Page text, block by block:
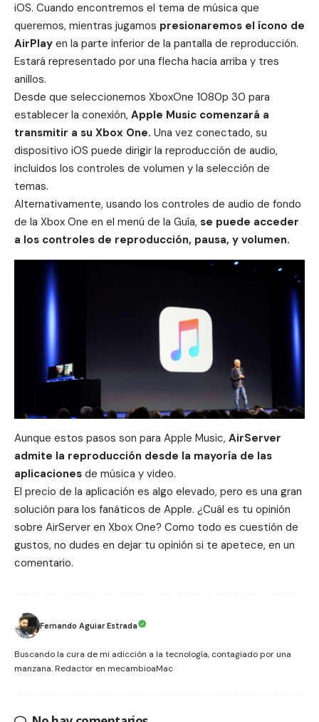
iOS. Cuando encontremos el tema de música que
queremos, mientras jugamos presionaremos el ícono de
AirPlay en la parte inferior de la pantalla de reproducción.
Estará representado por una flecha hacia arriba y tres
anillos.
Desde que seleccionemos XboxOne 1080p 30 para
establecer la conexión, Apple Music comenzará a
transmitir a su Xbox One. Una vez conectado, su
dispositivo iOS puede dirigir la reproducción de audio,
incluidos los controles de volumen y la selección de
temas.
Alternativamente, usando los controles de audio de fondo
de la Xbox One en el menú de la Guía, se puede acceder
a los controles de reproducción, pausa, y volumen.
Aunque estos pasos son para Apple Music, AirServer
admite la reproducción desde la mayoría de las
aplicaciones de música y video.
El precio de la aplicación es algo elevado, pero es una gran
solución para los fanáticos de Apple. ¿Cuál es tu opinión
sobre AirServer en Xbox One? Como todo es cuestión de
gustos, no dudes en dejar tu opinión si te apetece, en un
comentario.
Fernando Aguiar Estrada
Buscando la cura de mi adicción a la tecnología, contagiado por una
manzana. Redactor en mecambioaMac